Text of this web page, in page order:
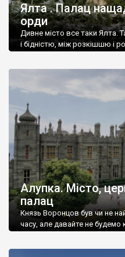
Ялта . Палац
орди
Дивне місто все таки Ялта.
і бідністю, між розкішшю і
Алупка. Місто,
палац
Князь Воронцов був чи не
часу, але давайте не